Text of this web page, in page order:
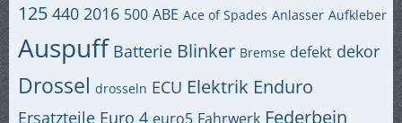
125 440 2016 500 ABE Ace of Spades Anlasser Aufkleber
Auspuff Batterie Blinker Bremse defekt dekor
Drossel drosseln ECU Elektrik Enduro
Ersatzteile Euro 4 euro5 Fahrwerk Federbein